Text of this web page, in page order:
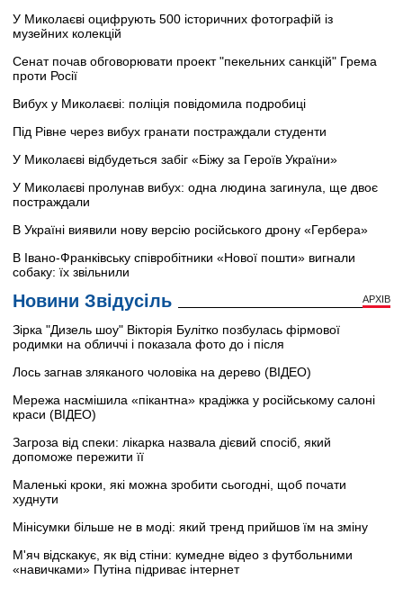
У Миколаєві оцифрують 500 історичних фотографій із
музейних колекцій
Сенат почав обговорювати проект "пекельних санкцій" Грема
проти Росії
Вибух у Миколаєві: поліція повідомила подробиці
Під Рівне через вибух гранати постраждали студенти
У Миколаєві відбудеться забіг «Біжу за Героїв України»
У Миколаєві пролунав вибух: одна людина загинула, ще двоє
постраждали
В Україні виявили нову версію російського дрону «Гербера»
В Івано-Франківську співробітники «Нової пошти» вигнали
собаку: їх звільнили
Новини Звідусіль АРХІВ
Зірка "Дизель шоу" Вікторія Булітко позбулась фірмової
родимки на обличчі і показала фото до і після
Лось загнав зляканого чоловіка на дерево (ВІДЕО)
Мережа насмішила «пікантна» крадіжка у російському салоні
краси (ВІДЕО)
Загроза від спеки: лікарка назвала дієвий спосіб, який
допоможе пережити її
Маленькі кроки, які можна зробити сьогодні, щоб почати
худнути
Мінісумки більше не в моді: який тренд прийшов їм на зміну
М'яч відскакує, як від стіни: кумедне відео з футбольними
«навичками» Путіна підриває інтернет